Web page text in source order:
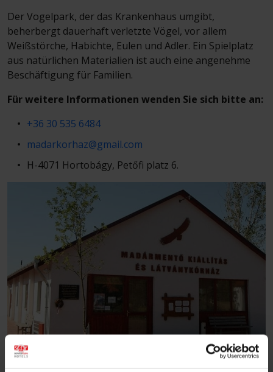
Der Vogelpark, der das Krankenhaus umgibt,
beherbergt dauerhaft verletzte Vögel, vor allem
Weißstörche, Habichte, Eulen und Adler. Ein Spielplatz
aus natürlichen Materialien ist auch eine angenehme
Beschäftigung für Familien.
Für weitere Informationen wenden Sie sich bitte an:
+36 30 535 6484
madarkorhaz@gmail.com
H-4071 Hortobágy, Petőfi platz 6.